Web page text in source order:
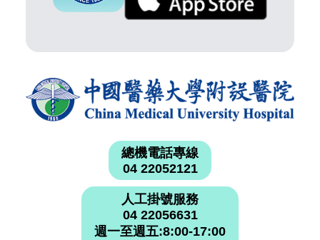
總機電話專線
04 22052121
人工掛號服務
04 22056631
週一至週五:8:00-17:00